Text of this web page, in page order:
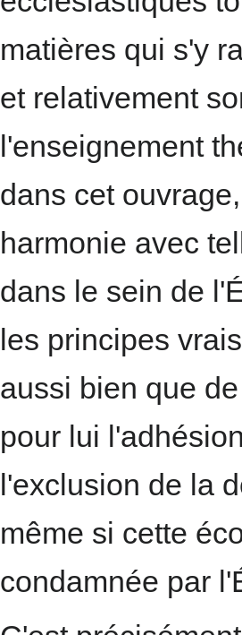
matières qui s'y
et relativement
l'enseignement
dans cet
harmonie avec
dans le sein de
les principes
aussi bien que
pour lui
l'exclusion de la
même si cette
condamnée par